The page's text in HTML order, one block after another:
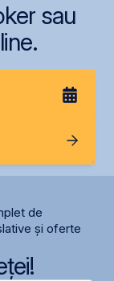
sau
de
și oferte